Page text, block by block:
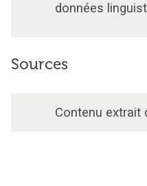
données
Sources
Contenu extrait